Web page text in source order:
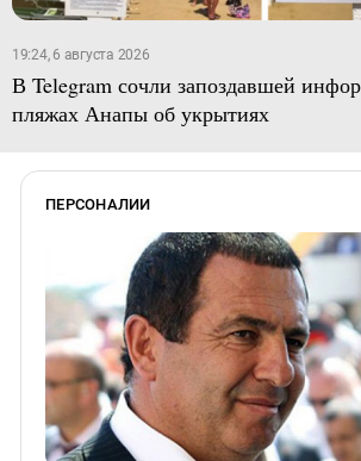
19:24, 6 августа 2026
В Telegram сочли запоздавшей
пляжах Анапы об укрытиях
ПЕРСОНАЛИИ